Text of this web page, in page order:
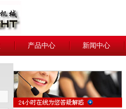
产品中心 新闻中心